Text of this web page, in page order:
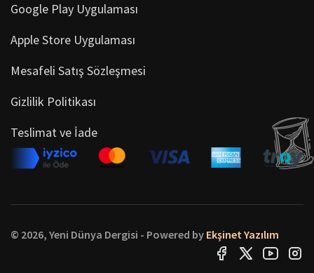
Google Play Uygulaması
Apple Store Uygulaması
Mesafeli Satış Sözleşmesi
Gizlilik Politikası
Teslimat ve İade
© 2026, Yeni Dünya Dergisi - Powered by Ekşinet Yazılım